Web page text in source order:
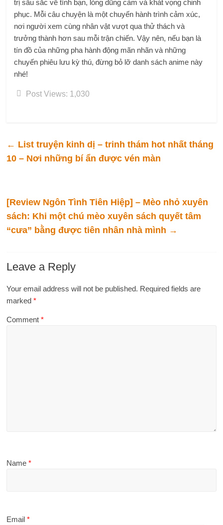
trị sâu sắc về tình bạn, lòng dũng cảm và khát vọng chinh
phục. Mỗi câu chuyện là một chuyến hành trình cảm xúc,
nơi người xem cùng nhân vật vượt qua thử thách và
trưởng thành hơn sau mỗi trận chiến. Vậy nên, nếu bạn là
tín đồ của những pha hành động mãn nhãn và những
chuyến phiêu lưu kỳ thú, đừng bỏ lỡ danh sách anime này
nhé!
Post Views: 1,030
← List truyện kinh dị – trinh thám hot nhất tháng
10 – Nơi những bí ẩn được vén màn
[Review Ngôn Tình Tiên Hiệp] – Mèo nhỏ xuyên
sách: Khi một chú mèo xuyên sách quyết tâm
“cưa” bằng được tiên nhân nhà mình →
Leave a Reply
Your email address will not be published. Required fields are
marked*
Comment*
Name*
Email*